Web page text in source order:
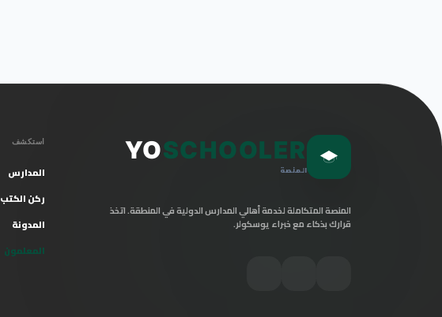
YOSCHOOLER
المنصة
المنصة المتكاملة لخدمة أهالي المدارس الدولية في المنطقة. اتخذ
قرارك بذكاء مع خبراء يوسكولر.
استكشف
المدارس
ركن الكتب
المدونة
المعلمون